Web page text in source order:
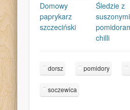
Domowy
paprykarz
szczeciński
Śledzie z
suszonymi
chilli
dorsz pomidory
soczewica